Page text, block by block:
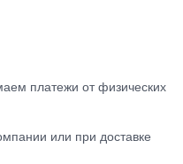
платежи от физических
или при доставке